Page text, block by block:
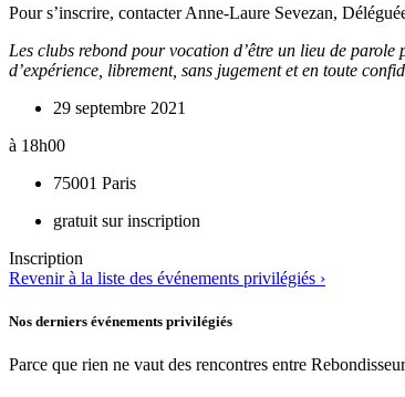
Pour s’inscrire, contacter Anne-Laure Sevezan,
Les clubs rebond pour vocation d’être un lieu de
d’expérience, librement, sans jugement et en toute
29 septembre 2021
à 18h00
75001 Paris
gratuit sur inscription
Inscription
Revenir à la liste des événements privilégiés ›
Nos derniers événements privilégiés
Parce que rien ne vaut des rencontres entre